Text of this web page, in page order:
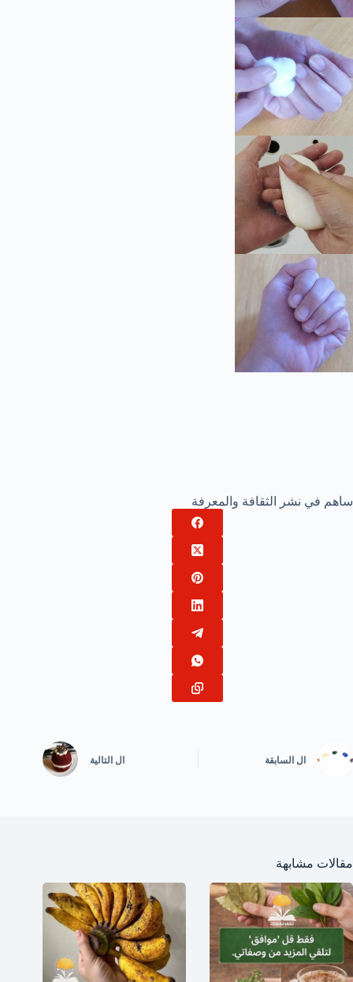
ساهم في نشر الثقافة والمعرفة
ال السابقة ال التالية
مقالات مشابهة